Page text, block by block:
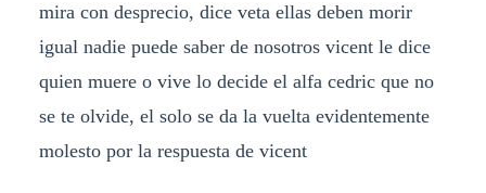
mira con desprecio, dice veta ellas deben morir
igual nadie puede saber de nosotros vicent le dice
quien muere o vive lo decide el alfa cedric que no
se te olvide, el solo se da la vuelta evidentemente
molesto por la respuesta de vicent